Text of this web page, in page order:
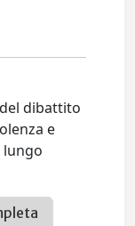
dibattito
e
lungo